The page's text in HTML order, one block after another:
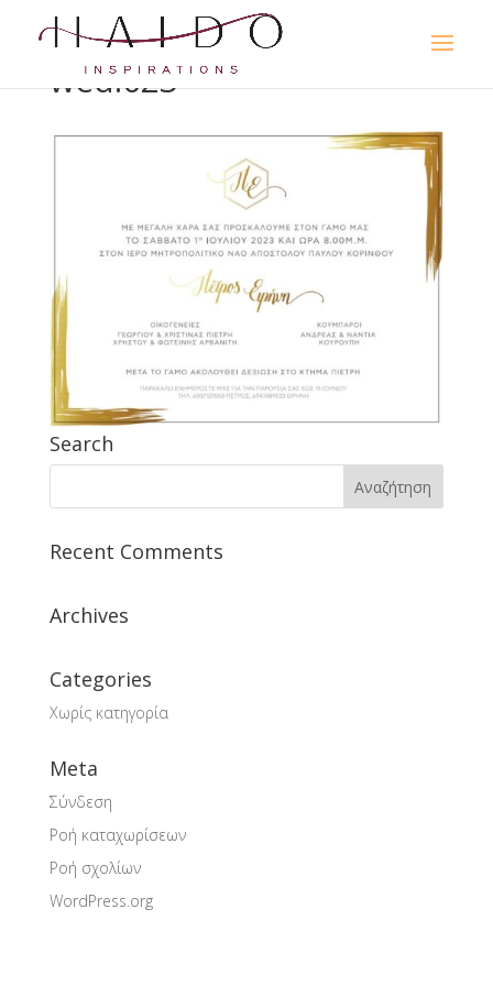
wed.023
Search
Recent Comments
Archives
Categories
Χωρίς κατηγορία
Meta
Σύνδεση
Ροή καταχωρίσεων
Ροή σχολίων
WordPress.org